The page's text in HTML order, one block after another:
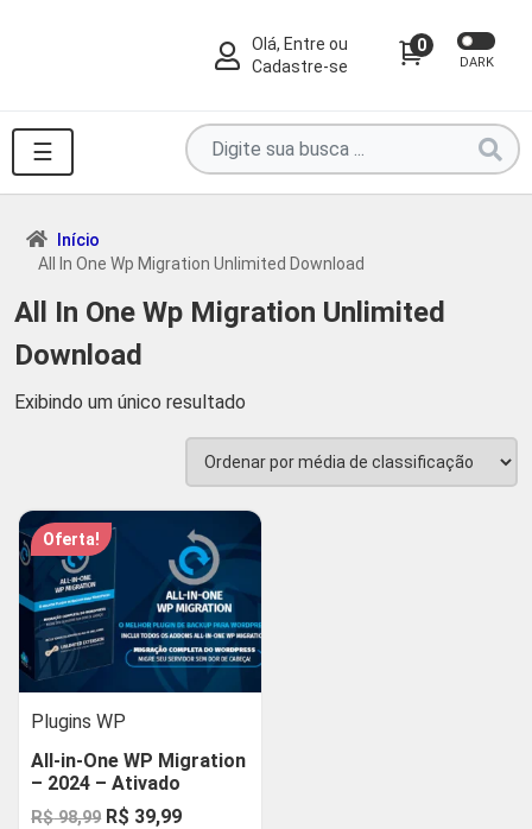
Olá, Entre ou
Cadastre-se
0
DARK
☰
Pesquise
por
produtos
...
Início
All In One Wp Migration Unlimited Download
All In One Wp Migration Unlimited
Download
Exibindo um único resultado
Oferta!
Plugins WP
All-in-One WP Migration
– 2024 – Ativado
R$98,99 O
R$ 39,99O